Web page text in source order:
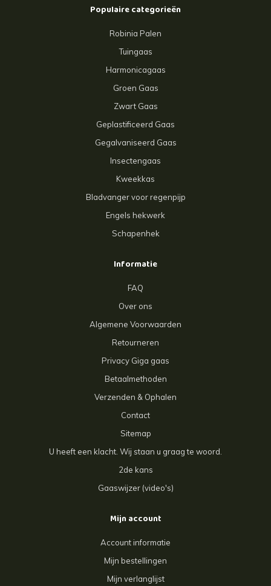
Populaire categorieën
Robinia Palen
Tuingaas
Harmonicagaas
Groen Gaas
Zwart Gaas
Geplastificeerd Gaas
Gegalvaniseerd Gaas
Insectengaas
Kweekkas
Bladvanger voor regenpijp
Engels hekwerk
Schapenhek
Informatie
FAQ
Over ons
Algemene Voorwaarden
Retourneren
Privacy Giga gaas
Betaalmethoden
Verzenden & Ophalen
Contact
Sitemap
U heeft een klacht. Wij staan u graag te woord.
2de kans
Gaaswijzer (video's)
Mijn account
Account informatie
Mijn bestellingen
Mijn verlanglijst